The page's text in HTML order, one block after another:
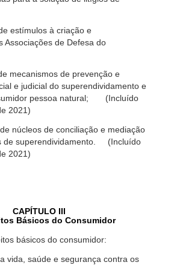
estímulos à criação e
Associações de Defesa do
mecanismos de prevenção e
e judicial do superendividamento e
pessoa natural; (Incluído
2021)
núcleos de conciliação e mediação
de superendividamento. (Incluído
2021)
CAPÍTULO III
Básicos do Consumidor
básicos do consumidor:
vida, saúde e segurança contra os